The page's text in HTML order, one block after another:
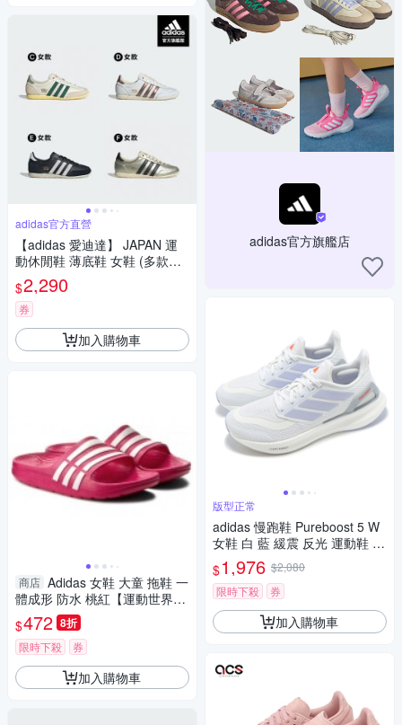
adidas官方直營
【adidas 愛迪達】 JAPAN 運
動休閒鞋 薄底鞋 女鞋 (多款任
選)
$2,290
券
加入購物車
商店 Adidas 女鞋 大童 拖鞋 一
體成形 防水 桃紅【運動世界】
G06797
$472 8折
限時下殺 券
加入購物車
adidas官方旗艦店
版型正常
adidas 慢跑鞋 Pureboost 5 W
女鞋 白 藍 緩震 反光 運動鞋 愛
迪達 JH6450
$1,976 $2,080
限時下殺
券
加入購物車